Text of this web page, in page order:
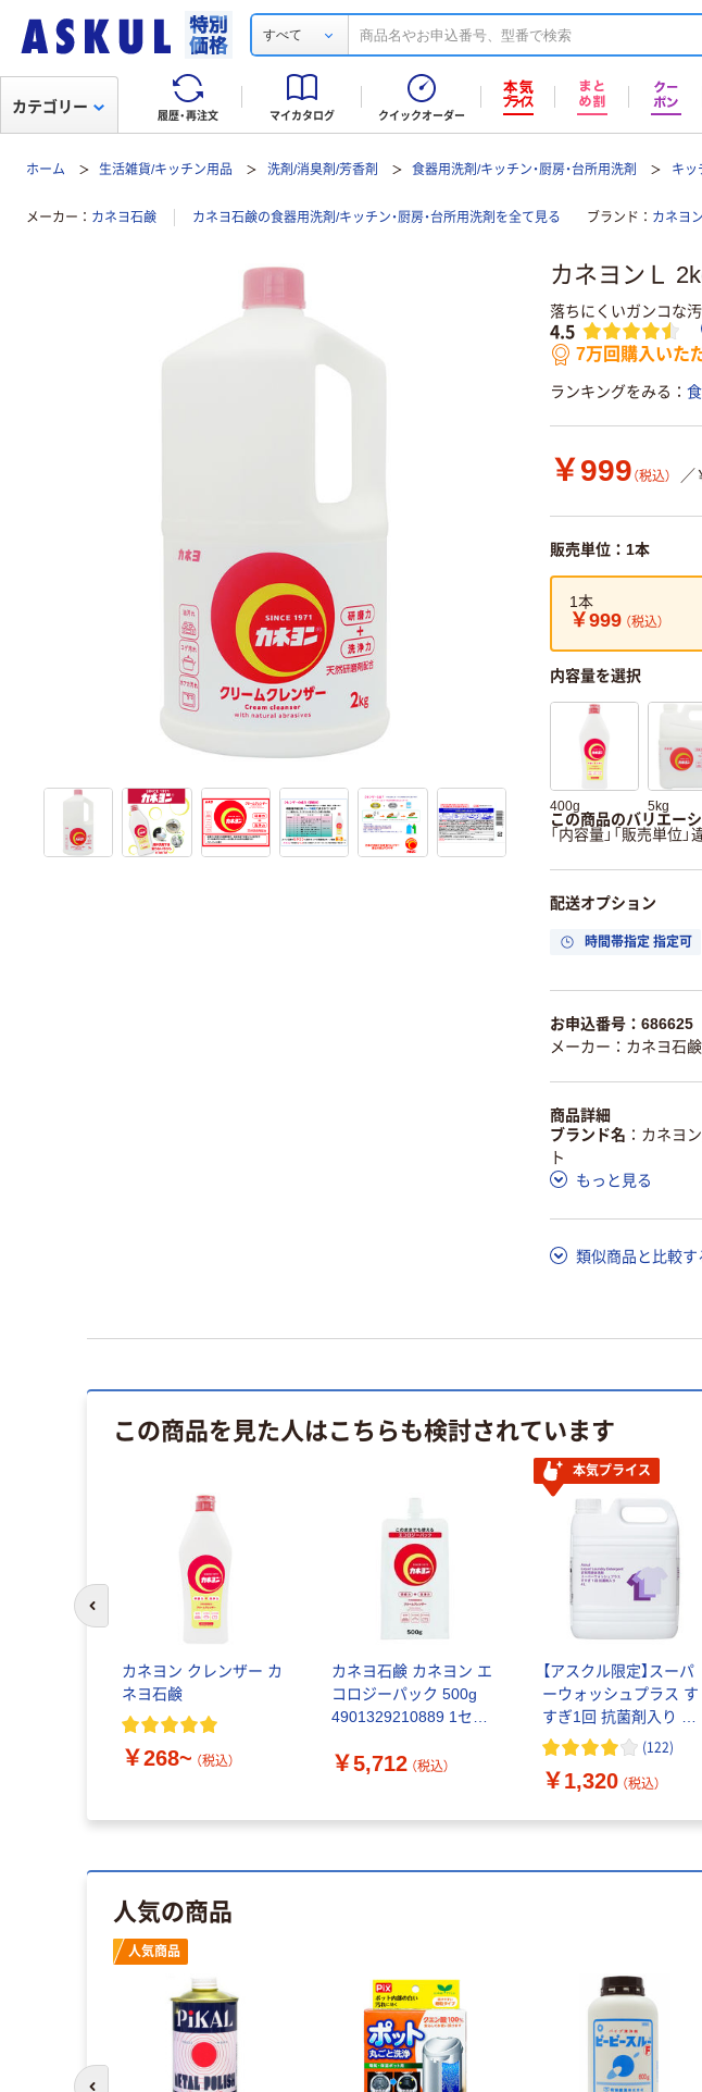
すべて
履歴・再注文 マイカタログ クイックオーダー
カテゴリー
ホーム 生活雑貨/キッチン用品 洗剤/消臭剤/芳香剤 食器用洗剤/キッチン・厨房・台所用洗剤 キッ
メーカー カネヨ石鹸 カネヨ石鹸の食器用洗剤/キッチン・厨房・台所用洗剤を全て見る ブランド カネヨン
カネヨンＬ
落ちにくいガンコな
4.5
7万回購入いた
ランキングをみる
￥999 （税込） ／
販売単位：1本
1本
￥999 （税込）
内容量を選択
400g 5kg
この商品のバリエー
「内容量」「販売単位
配送オプション
時間帯指定 指定可
お申込番号：686625
メーカー：カネヨ石鹸
商品詳細
ブランド名
カネヨン
ト
もっと見る
類似商品と比較す
この商品を見た人はこちらも検討されています
カネヨン クレンザー カ
ネヨ石鹸
￥268~ （税込）
カネヨ石鹸 カネヨン エ
コロジーパック 500g
4901329210889 1セッ
（直送品）
￥5,712 （税込）
本気プライス
【アスクル限定】スーパ
ーウォッシュプラス す
すぎ1回 抗菌剤入り 業
務用衣料用洗剤 4L オリ
(122)
￥1,320 （税込）
人気の商品
人気商品